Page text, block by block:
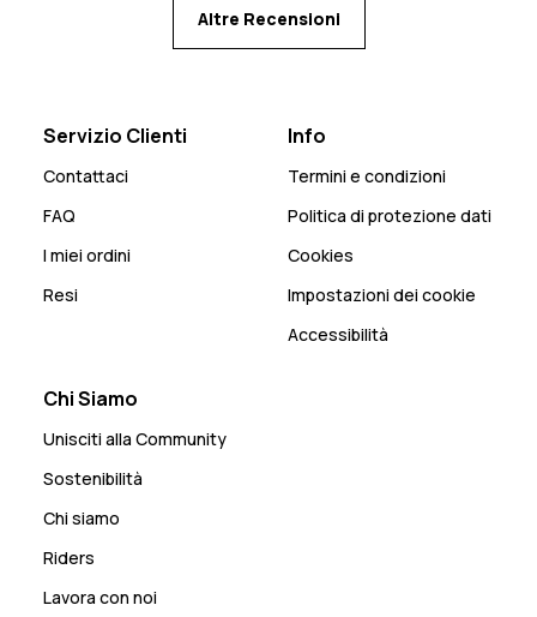
Altre Recensioni
Servizio Clienti
Contattaci
FAQ
I miei ordini
Resi
Info
Termini e condizioni
Politica di protezione dati
Cookies
Impostazioni dei cookie
Accessibilità
Chi Siamo
Unisciti alla Community
Sostenibilità
Chi siamo
Riders
Lavora con noi